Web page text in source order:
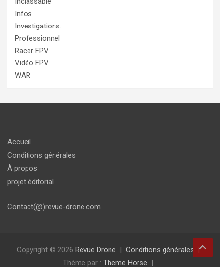
Infos
Investigations.
Professionnel
Racer FPV
Vidéo FPV
WAR
Accueil
Conditions générales
À propos
projet éditorial
Contact(@)revue-drone.com
Copyright © 2026 Revue Drone
Conditions générales
Thème par : Theme Horse